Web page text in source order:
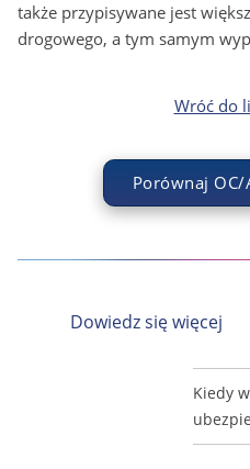
także przypisywane jest
drogowego, a tym samym
Wróć do
Porównaj
Dowiedz się więcej
Kiedy